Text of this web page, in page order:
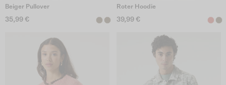
Beiger Pullover
35,99 €
Roter Hoodie
39,99 €